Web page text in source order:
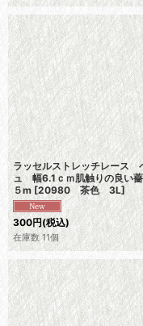
ラッセルストレッチレース
ュ 幅6.1ｃｍ肌触りの良い
５m [20980 茶色 3L]
300円(税込)
在庫数 11個